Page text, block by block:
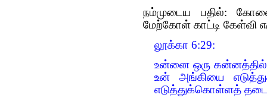
நம்முடைய பதில்:
மேற்கோள் காட்டி கேள்வி
லூக்கா 6:29:
உன்னை ஒரு கன்னத்தில்
உன் அங்கியை
எடுத்துக்கொள்ளத்